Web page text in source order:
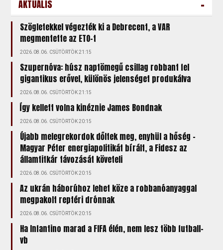
AKTUÁLIS -
Szögletekkel végezték ki a Debrecent, a VAR
megmentette az ETO-t
2026.08.06. CSÜTÖRTÖK 21:15
Szupernóva: húsz naptömegű csillag robbant fel
gigantikus erővel, különös jelenséget produkálva
2026.08.06. CSÜTÖRTÖK 21:15
Így kellett volna kinéznie James Bondnak
2026.08.06. CSÜTÖRTÖK 20:15
Újabb melegrekordok dőltek meg, enyhül a hőség –
Magyar Péter energiapolitikát bírált, a Fidesz az
államtitkár távozását követeli
2026.08.06. CSÜTÖRTÖK 20:15
Az ukrán háborúhoz lehet köze a robbanóanyaggal
megpakolt reptéri drónnak
2026.08.06. CSÜTÖRTÖK 20:15
Ha Infantino marad a FIFA élén, nem lesz több futball-
vb